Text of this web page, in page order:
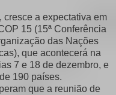
cresce a expectativa em
15 (15ª Conferência
das Nações
que acontecerá na
7 e 18 de dezembro, e
190 países.
que a reunião de